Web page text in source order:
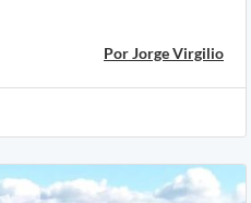
Por Jorge Virgilio